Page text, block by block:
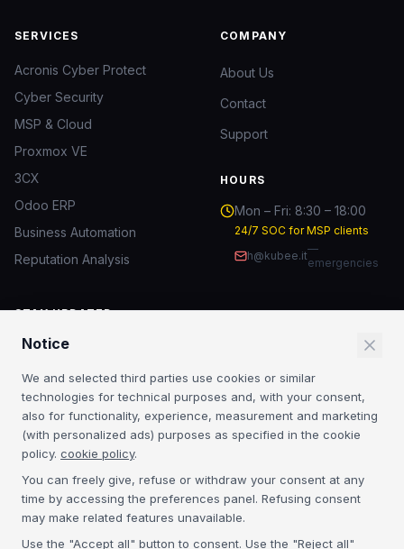
SERVICES
Acronis Cyber Protect
Cyber Security
MSP & Cloud
Proxmox VE
3CX
Odoo ERP
Business Automation
Reputation Analysis
COMPANY
About Us
Contact
Support
HOURS
Mon – Fri: 8:30 – 18:00
24/7 SOC for MSP clients
h@kubee.it
—
emergencies
STAY UPDATED
IT security insights and MSP news.
Subscribe
By subscribing you agree to our Privacy Policy
Acronis Platinum 3CX Platinum NIS2 GDPR
Notice
We and selected third parties use cookies or similar
technologies for technical purposes and, with your consent,
also for functionality, experience, measurement and marketing
(with personalized ads) purposes as specified in the cookie
policy. cookie policy.
You can freely give, refuse or withdraw your consent at any
time by accessing the preferences panel. Refusing consent
may make related features unavailable.
Use the "Accept all" button to consent. Use the "Reject all"